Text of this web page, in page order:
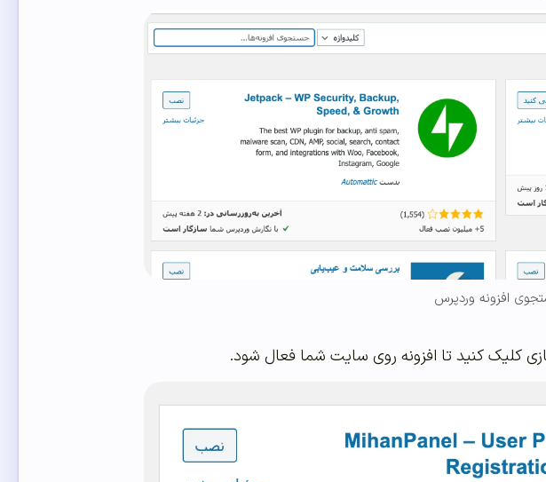
افزونه وردپرس
کنید تا افزونه روی سایت شما فعال شود.